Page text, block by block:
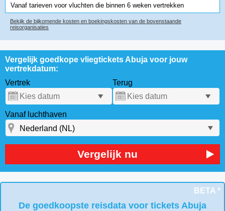
Vanaf tarieven voor vluchten die binnen 6 weken vertrekken
Bekijk de bijkomende kosten en boekingskosten van de bovenstaande
reisorganisaties
Vergelijk goedkope vliegtickets Abuja voor jouw
vertrekdatum:
Vertrek
Terug
Vanaf luchthaven
Vergelijk nu
BETA *
De goedkoopste reisdata voor tickets Abuja